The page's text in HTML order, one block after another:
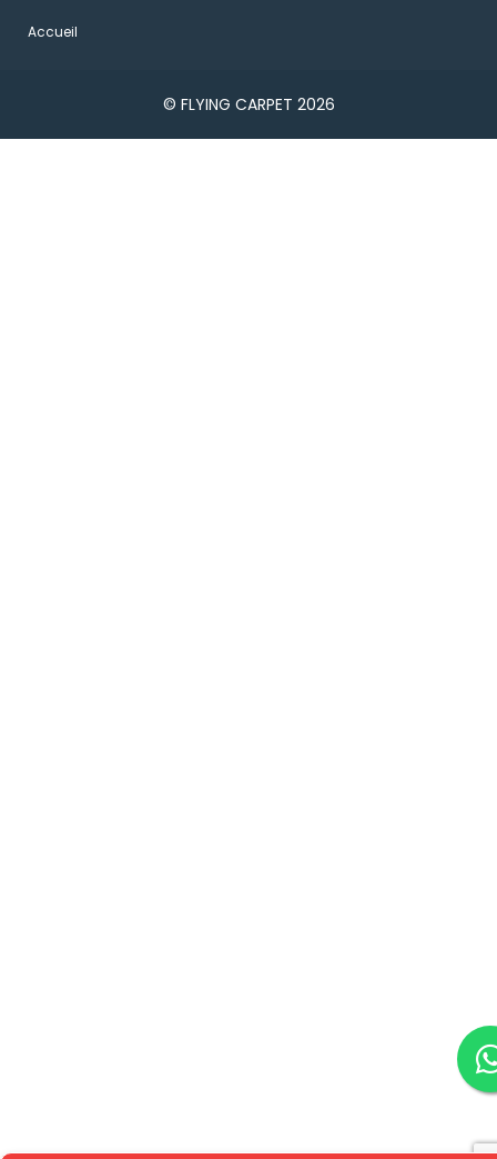
Accueil
© FLYING CARPET 2026